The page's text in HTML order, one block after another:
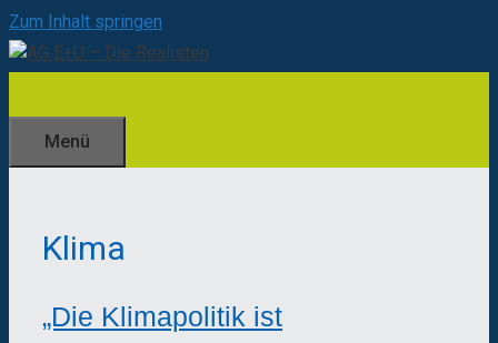
Zum Inhalt springen
Menü
Klima
„Die Klimapolitik ist